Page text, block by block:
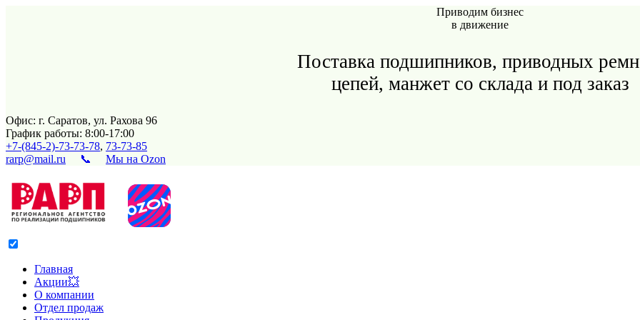
Приводим бизнес
в движение
Поставка подшипников, приводных
цепей, манжет со склада и под заказ
Офис: г. Саратов, ул. Рахова 96
График работы: 8:00-17:00
+7-(845-2)-73-73-78, 73-73-85
rarp@mail.ru
📞 Мы на Ozon
Главная
Акции💥
О компании
Отдел продаж